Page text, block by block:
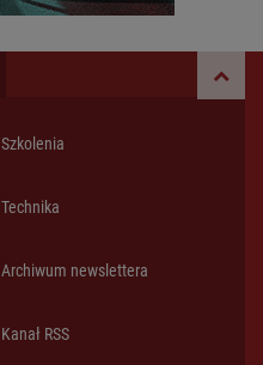
Szkolenia
Technika
Archiwum newslettera
Kanał RSS